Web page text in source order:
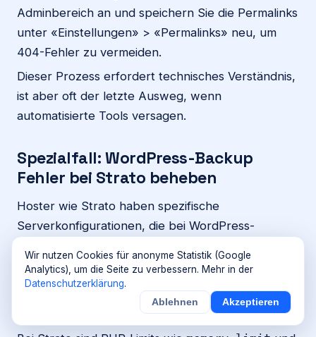
Adminbereich an und speichern Sie die Permalinks
unter «Einstellungen» > «Permalinks» neu, um
404-Fehler zu vermeiden.
Dieser Prozess erfordert technisches Verständnis,
ist aber oft der letzte Ausweg, wenn
automatisierte Tools versagen.
Spezialfall: WordPress-Backup
Fehler bei Strato beheben
Hoster wie Strato haben spezifische
Serverkonfigurationen, die bei WordPress-
führen können.
Strato-spezifische PHP-Einstellungen und
Wir nutzen Cookies für anonyme Statistik (Google
Analytics), um die Seite zu verbessern. Mehr in der
Datenschutzerklärung.
Ablehnen Akzeptieren